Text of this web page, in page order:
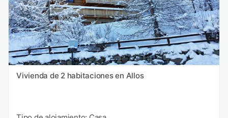
Vivienda de 2 habitaciones en Allos